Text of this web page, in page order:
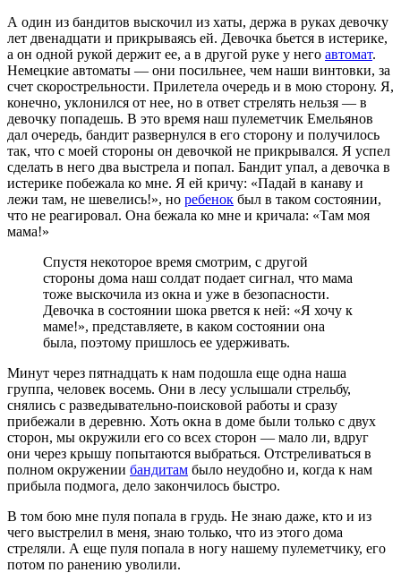
А один из бандитов выскочил из хаты, держа в руках девочку
лет двенадцати и прикрываясь ей. Девочка бьется в истерике,
а он одной рукой держит ее, а в другой руке у него автомат.
Немецкие автоматы — они посильнее, чем наши винтовки, за
счет скорострельности. Прилетела очередь и в мою сторону. Я,
конечно, уклонился от нее, но в ответ стрелять нельзя — в
девочку попадешь. В это время наш пулеметчик Емельянов
дал очередь, бандит развернулся в его сторону и получилось
так, что с моей стороны он девочкой не прикрывался. Я успел
сделать в него два выстрела и попал. Бандит упал, а девочка в
истерике побежала ко мне. Я ей кричу: «Падай в канаву и
лежи там, не шевелись!», но ребенок был в таком состоянии,
что не реагировал. Она бежала ко мне и кричала: «Там моя
мама!»
Спустя некоторое время смотрим, с другой
стороны дома наш солдат подает сигнал, что мама
тоже выскочила из окна и уже в безопасности.
Девочка в состоянии шока рвется к ней: «Я хочу к
маме!», представляете, в каком состоянии она
была, поэтому пришлось ее удерживать.
Минут через пятнадцать к нам подошла еще одна наша
группа, человек восемь. Они в лесу услышали стрельбу,
снялись с разведывательно-поисковой работы и сразу
прибежали в деревню. Хоть окна в доме были только с двух
сторон, мы окружили его со всех сторон — мало ли, вдруг
они через крышу попытаются выбраться. Отстреливаться в
полном окружении бандитам было неудобно и, когда к нам
прибыла подмога, дело закончилось быстро.
В том бою мне пуля попала в грудь. Не знаю даже, кто и из
чего выстрелил в меня, знаю только, что из этого дома
стреляли. А еще пуля попала в ногу нашему пулеметчику, его
потом по ранению уволили.